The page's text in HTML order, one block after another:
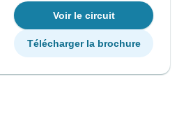
Voir le circuit
Télécharger la brochure